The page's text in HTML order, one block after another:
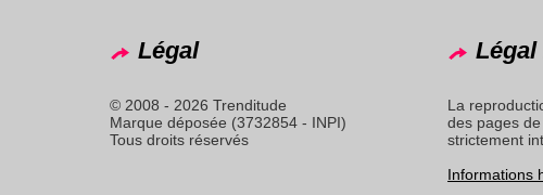
Légal
© 2008 - 2026 Trenditude
Marque déposée (3732854 - INPI)
Tous droits réservés
Légal
La
des pages
strictement
Informations